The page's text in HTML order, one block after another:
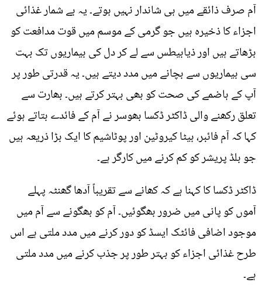
آم صرف ذائقے میں ہی شاندار نہیں ہوتے۔ یہ بے شمار غذائی
اجزاء کا ذخیرہ ہیں جو گرمی کے موسم میں قوت مدافعت کو
بڑھاتے ہیں اور ذیابیطس سے لے کر دل کی بیماریوں تک بہت
سی بیماریوں سے بچانے میں مدد دیتے ہیں۔ یہ قدرتی طور پر
آپ کے ہاضمے کی صحت کو بھی بہتر کرتے ہیں۔ بھارت سے
تعلق رکھنے والی ڈاکٹر ڈکسا بھوسر نے آم کے فائدے بتاتے ہوئے
کہا کہ آم فائبر، بیٹا کیروٹین اور پوٹاشیم کا ایک بڑا ذریعہ ہیں
جو بلڈ پریشر کو کم کرنے میں کارگر ہے۔
ڈاکٹر ڈکسا کا کہنا ہے کہ کھانے سے تقریباً آدھا گھنٹہ پہلے
آموں کو پانی میں ضرور بھگوئیں۔ آم کو بھگونے سے آم میں
موجود اضافی فائٹک ایسڈ کو دور کرنے میں مدد ملتی ہے اس
طرح غذائی اجزاء کو بہتر طور پر جذب کرنے میں مدد ملتی
ہے۔